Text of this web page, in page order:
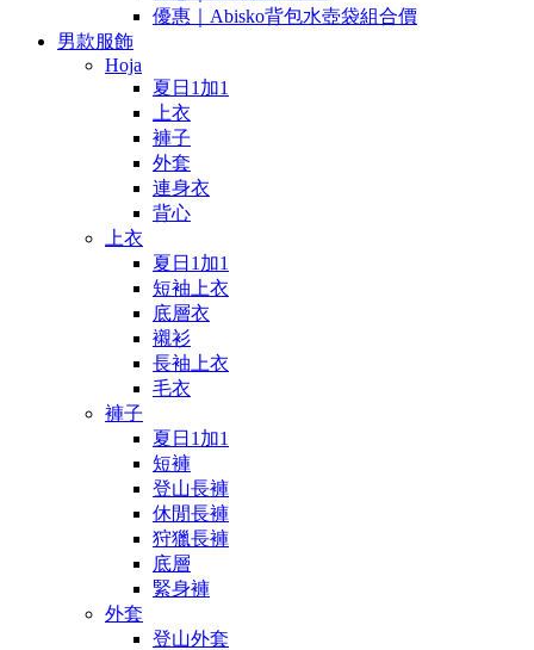
優惠｜Abisko背包水壺袋組合價
男款服飾
Hoja
夏日1加1
上衣
褲子
外套
連身衣
背心
上衣
夏日1加1
短袖上衣
底層衣
襯衫
長袖上衣
毛衣
褲子
夏日1加1
短褲
登山長褲
休閒長褲
狩獵長褲
底層
緊身褲
外套
登山外套